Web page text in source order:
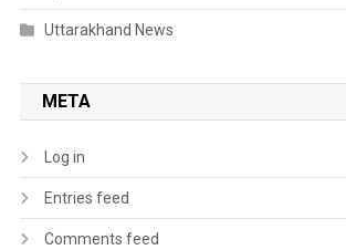
Uttarakhand News
META
Log in
Entries feed
Comments feed